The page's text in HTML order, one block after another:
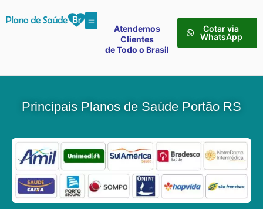
Atendemos
Clientes
de Todo o Brasil
Cotar via
WhatsApp
Principais Planos de Saúde Portão RS